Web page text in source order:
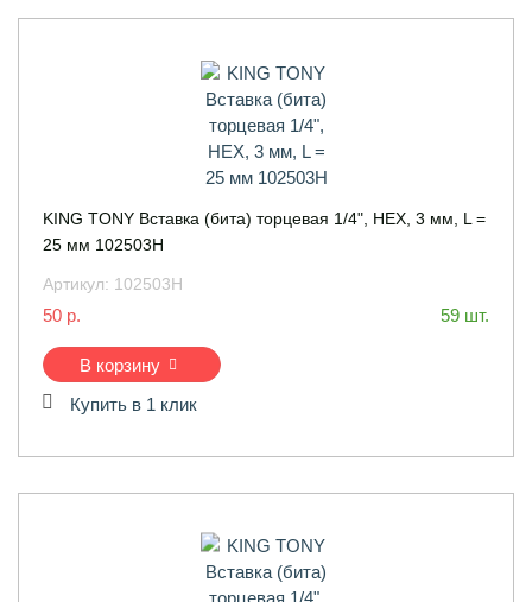
KING TONY Вставка (бита) торцевая 1/4", HEX, 3 мм, L =
25 мм 102503H
Артикул: 102503H
50 р. 59 шт.
В корзину
Купить в 1 клик